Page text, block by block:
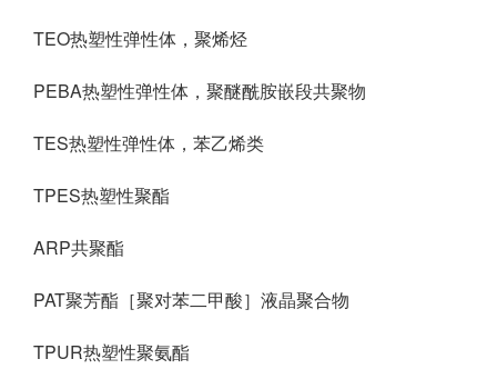
TEO热塑性弹性体，聚烯烃
PEBA热塑性弹性体，聚醚酰胺嵌段共聚物
TES热塑性弹性体，苯乙烯类
TPES热塑性聚酯
ARP共聚酯
PAT聚芳酯［聚对苯二甲酸］液晶聚合物
TPUR热塑性聚氨酯